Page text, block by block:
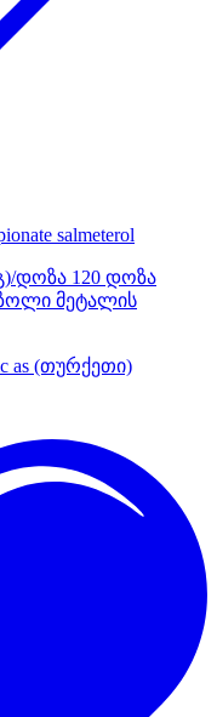
salmeterol
დოზა 120 დოზა
მეტალის
as (თურქეთი)